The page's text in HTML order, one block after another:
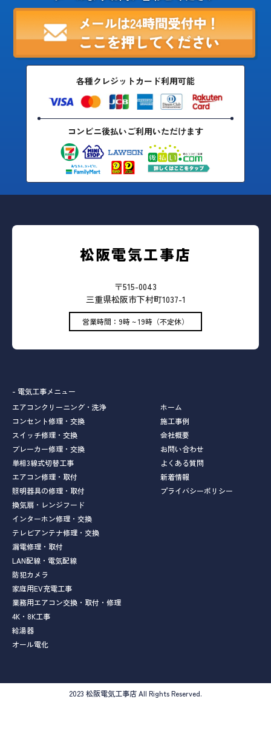
各種クレジットカード利用可能
コンビニ後払いご利用いただけます
松阪電気工事店
〒515-0043
三重県松阪市下村町1037-1
営業時間：9時 ~ 19時（不定休）
- 電気工事メニュー
エアコンクリーニング・洗浄
コンセント修理・交換
スイッチ修理・交換
ブレーカー修理・交換
単相3線式切替工事
エアコン修理・取付
照明器具の修理・取付
換気扇・レンジフード
インターホン修理・交換
テレビアンテナ修理・交換
漏電修理・取付
LAN配線・電気配線
防犯カメラ
家庭用EV充電工事
業務用エアコン交換・取付・修理
4K・8K工事
給湯器
オール電化
ホーム
施工事例
会社概要
お問い合わせ
よくある質問
新着情報
プライバシーポリシー
2023 松阪電気工事店 All Rights Reserved.